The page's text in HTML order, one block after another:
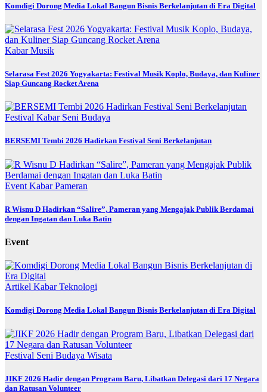
Komdigi Dorong Media Lokal Bangun Bisnis Berkelanjutan di Era Digital
KabarMusik
Selarasa Fest 2026 Yogyakarta: Festival Musik Koplo, Budaya, dan Kuliner
Siap Guncang Rocket Arena
Festival Kabar Seni Budaya
BERSEMI Tembi 2026 Hadirkan Festival Seni Berkelanjutan
Event KabarPameran
R Wisnu D Hadirkan “Salire”, Pameran yang Mengajak Publik Berdamai
dengan Ingatan dan Luka Batin
Event
Artikel KabarTeknologi
Komdigi Dorong Media Lokal Bangun Bisnis Berkelanjutan di Era Digital
Festival Seni Budaya Wisata
JIKF 2026 Hadir dengan Program Baru, Libatkan Delegasi dari 17 Negara
dan Ratusan Volunteer